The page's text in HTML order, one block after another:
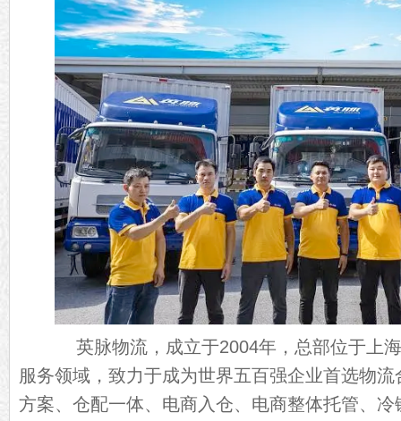
英脉物流，成立于2004年，总部位于上海
服务领域，致力于成为世界五百强企业首选物
方案、仓配一体、电商入仓、电商整体托管、